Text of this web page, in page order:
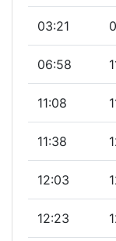
03:21
06:58
11:08
11:38
12:03
12:23